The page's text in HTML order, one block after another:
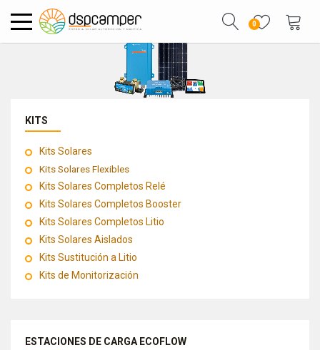
0
KITS
Kits Solares
Kits Solares Flexibles
Kits Solares Completos Relé
Kits Solares Completos Booster
Kits Solares Completos Litio
Kits Solares Aislados
Kits Sustitución a Litio
Kits de Monitorización
ESTACIONES DE CARGA ECOFLOW